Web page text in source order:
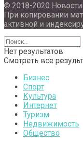
© 2018-2020 Новости
При копировании
активной и
Нет результатов
Смотреть все
Бизнес
Спорт
Культура
Интернет
Туризм
Недвижимость
Общество